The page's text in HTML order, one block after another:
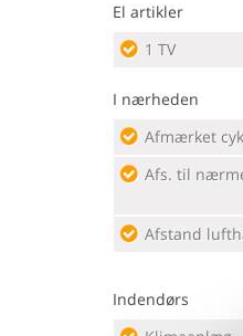
El artikler
1 TV
I nærheden
Afmærket
Afs. til
Afstand
Indendørs